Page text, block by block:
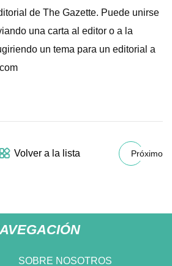
de The Gazette. Puede unirse
una carta al editor o a la
un tema para un editorial a
Volver a la lista Próximo
SOBRE NOSOTROS